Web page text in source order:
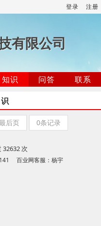
登录 注册
有限公司
知识 问答
联系
后页 0条记录
32632 次
百业网客服：杨宇